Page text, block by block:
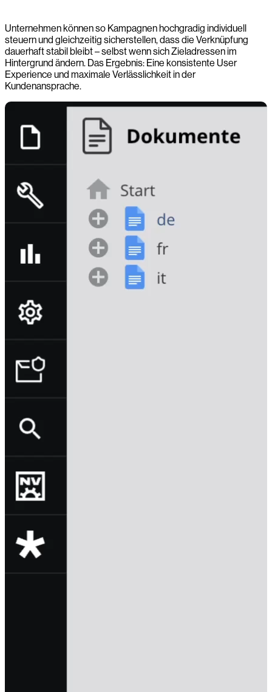
Unternehmen können so Kampagnen hochgradig individuell
steuern und gleichzeitig sicherstellen, dass die Verknüpfung
dauerhaft stabil bleibt – selbst wenn sich Zieladressen im
Hintergrund ändern. Das Ergebnis: Eine konsistente User
Experience und maximale Verlässlichkeit in der
Kundenansprache.